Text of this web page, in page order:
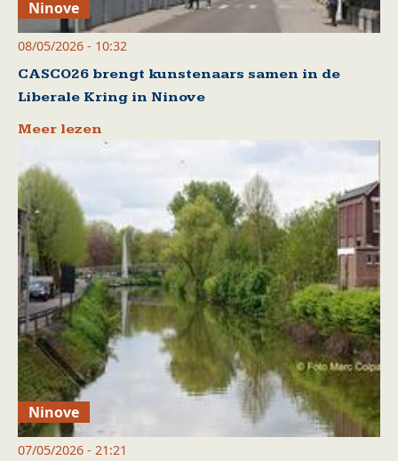
Ninove
08/05/2026 - 10:32
CASCO26 brengt kunstenaars samen in de
Liberale Kring in Ninove
Meer lezen
Ninove
07/05/2026 - 21:21